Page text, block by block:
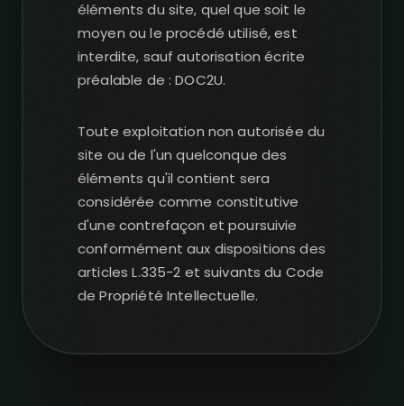
éléments du site, quel que soit le
moyen ou le procédé utilisé, est
interdite, sauf autorisation écrite
préalable de : DOC2U.
Toute exploitation non autorisée du
site ou de l'un quelconque des
éléments qu'il contient sera
considérée comme constitutive
d'une contrefaçon et poursuivie
conformément aux dispositions des
articles L.335-2 et suivants du Code
de Propriété Intellectuelle.